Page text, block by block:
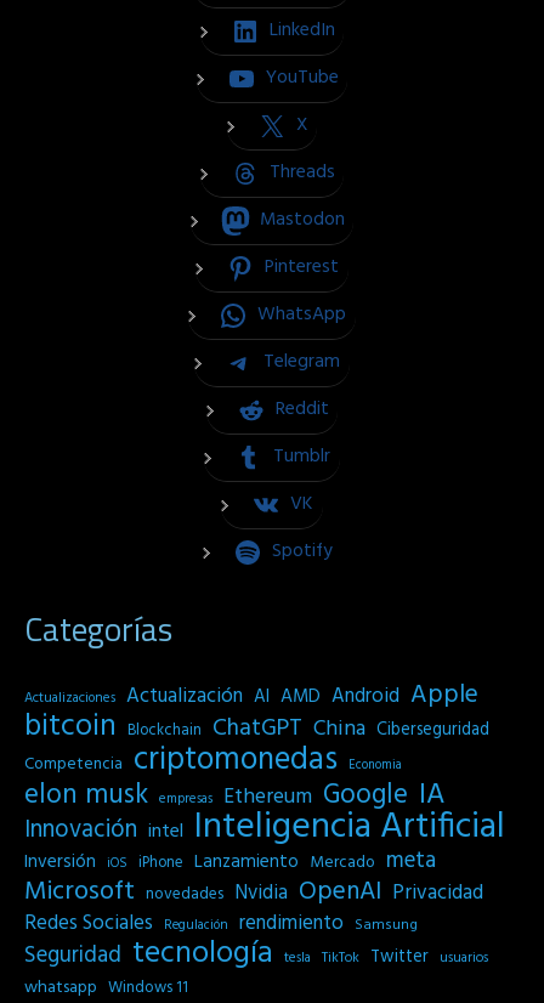
LinkedIn
YouTube
X
Threads
Mastodon
Pinterest
WhatsApp
Telegram
Reddit
Tumblr
VK
Spotify
Categorías
Actualizaciones Actualización AI AMD Android Apple
bitcoin Blockchain ChatGPT China Ciberseguridad
Competencia criptomonedas Economia
elon musk empresas Ethereum Google IA
Innovación intel Inteligencia Artificial
Inversión iOS iPhone Lanzamiento Mercado meta
Microsoft novedades Nvidia OpenAI Privacidad
Redes Sociales
Regulación rendimiento Samsung
Seguridad tecnología tesla TikTok Twitter usuarios
whatsapp Windows 11